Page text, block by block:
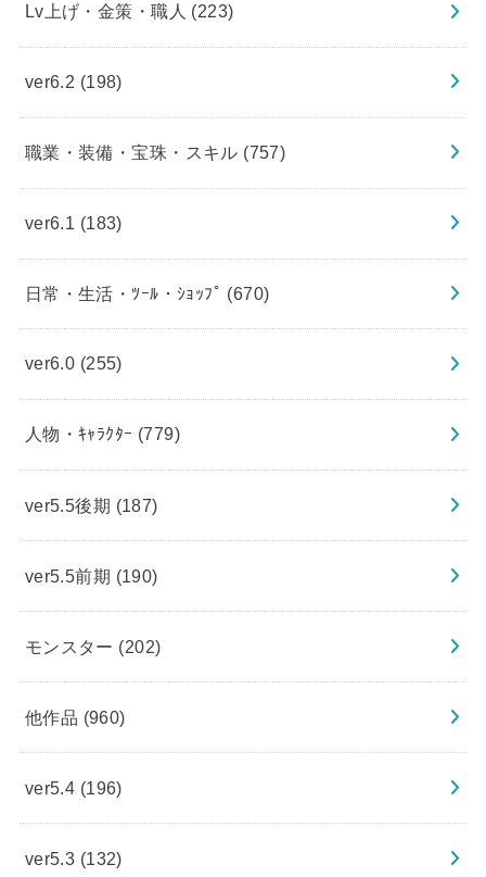
Lv上げ・金策・職人 (223)
ver6.2 (198)
職業・装備・宝珠・スキル (757)
ver6.1 (183)
日常・生活・ﾂｰﾙ・ｼｮｯﾌﾟ (670)
ver6.0 (255)
人物・ｷｬﾗｸﾀｰ (779)
ver5.5後期 (187)
ver5.5前期 (190)
モンスター (202)
他作品 (960)
ver5.4 (196)
ver5.3 (132)